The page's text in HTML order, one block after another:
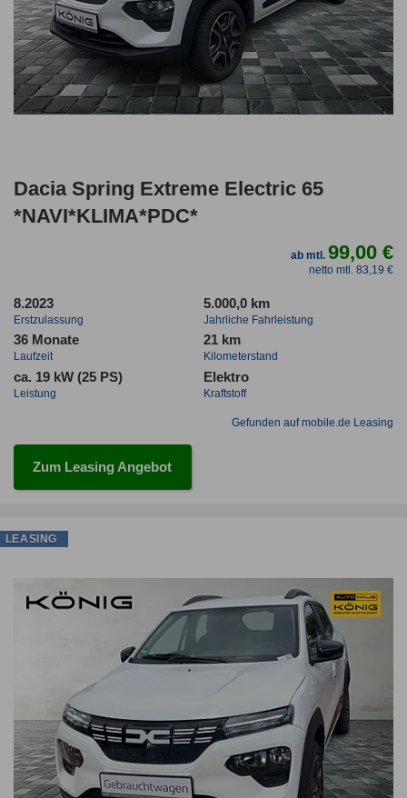
Dacia Spring Extreme Electric 65
*NAVI*KLIMA*PDC*
ab mtl. 99,00 €
netto mtl. 83,19 €
8.2023
Erstzulassung
5.000,0 km
Jahrliche Fahrleistung
36 Monate
Laufzeit
21 km
Kilometerstand
ca. 19 kW (25 PS)
Leistung
Elektro
Kraftstoff
Gefunden auf mobile.de Leasing
Zum Leasing Angebot
LEASING